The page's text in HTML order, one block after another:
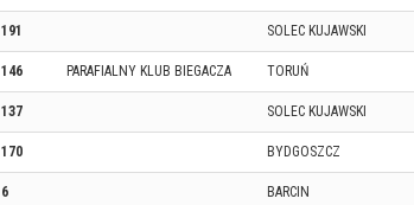
191 SOLEC KUJAWSKI
146 PARAFIALNY KLUB BIEGACZA TORUŃ
137 SOLEC KUJAWSKI
170 BYDGOSZCZ
6 BARCIN